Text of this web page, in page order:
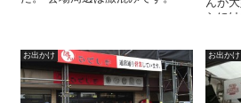
シに
お出かけ お出かけ